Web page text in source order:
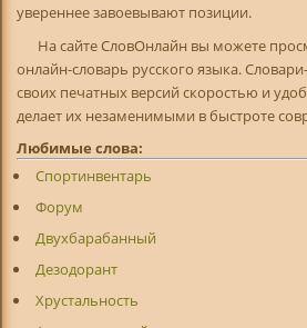
увереннее завоевывают позиции.
На сайте СловОнлайн вы можете
онлайн-словарь русского языка.
своих печатных версий скоростью и
делает их незаменимыми в быстроте
Любимые слова:
Спортинвентарь
Форум
Двухбарабанный
Дезодорант
Хрустальность